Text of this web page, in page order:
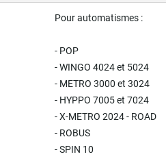
Pour automatismes :
- POP
- WINGO 4024 et 5024
- METRO 3000 et 3024
- HYPPO 7005 et 7024
- X-METRO 2024 - ROAD
- ROBUS
- SPIN 10